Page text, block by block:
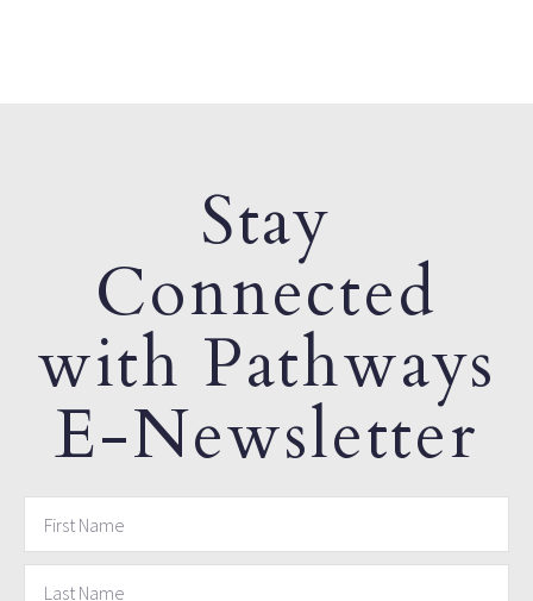
Stay
Connected
with Pathways
E-Newsletter